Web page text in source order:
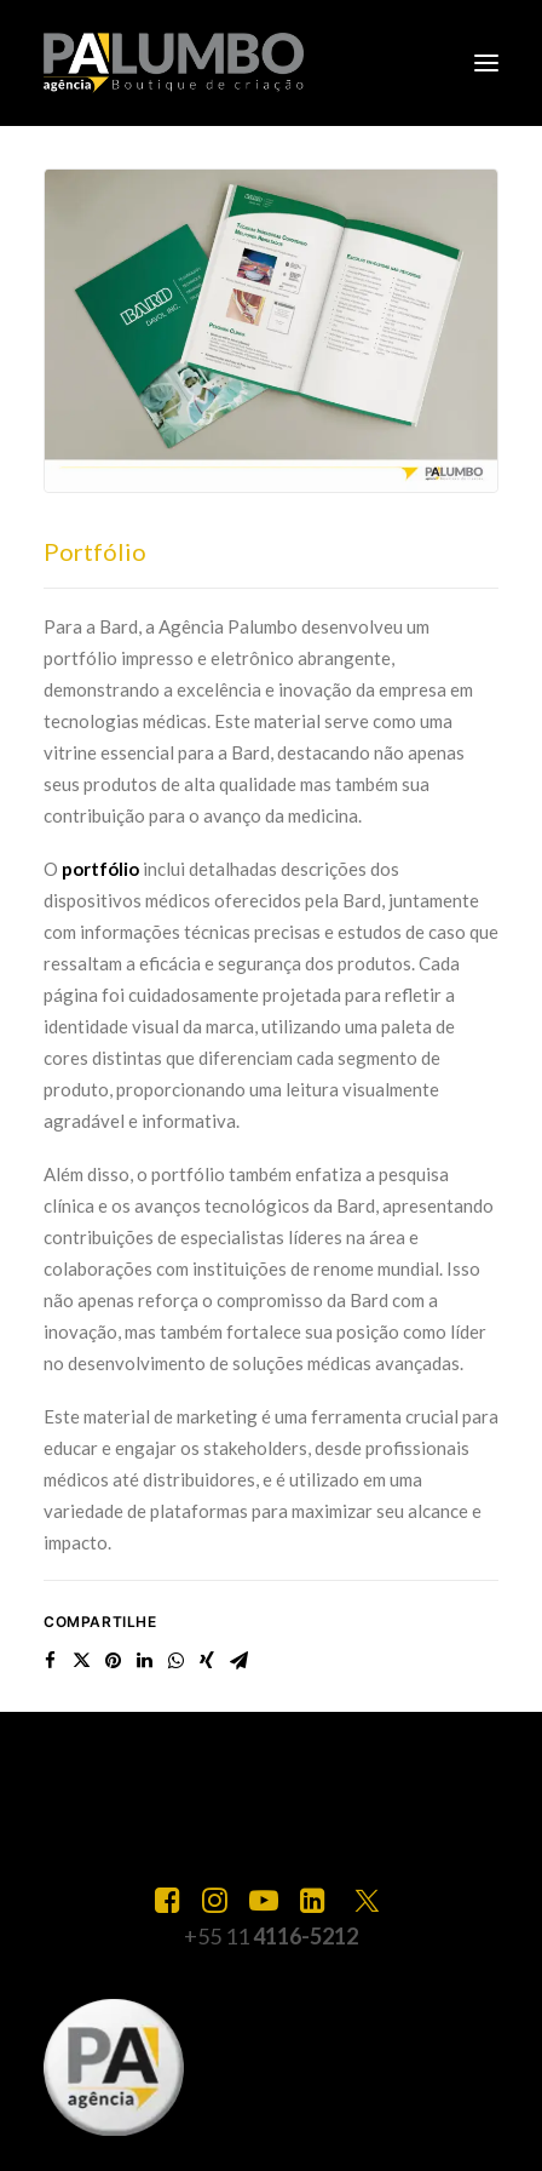
CLIENTES
CLÁSSICOS
NOTÍCIAS
Portfólio
Para a Bard, a Agência Palumbo desenvolveu um
portfólio impresso e eletrônico abrangente,
demonstrando a excelência e inovação da empresa em
tecnologias médicas. Este material serve como uma
vitrine essencial para a Bard, destacando não apenas
seus produtos de alta qualidade mas também sua
contribuição para o avanço da medicina.
O portfólio inclui detalhadas descrições dos
dispositivos médicos oferecidos pela Bard, juntamente
com informações técnicas precisas e estudos de caso que
ressaltam a eficácia e segurança dos produtos. Cada
página foi cuidadosamente projetada para refletir a
identidade visual da marca, utilizando uma paleta de
cores distintas que diferenciam cada segmento de
produto, proporcionando uma leitura visualmente
agradável e informativa.
Além disso, o portfólio também enfatiza a pesquisa
clínica e os avanços tecnológicos da Bard, apresentando
contribuições de especialistas líderes na área e
colaborações com instituições de renome mundial. Isso
não apenas reforça o compromisso da Bard com a
inovação, mas também fortalece sua posição como líder
no desenvolvimento de soluções médicas avançadas.
Este material de marketing é uma ferramenta crucial para
educar e engajar os stakeholders, desde profissionais
médicos até distribuidores, e é utilizado em uma
variedade de plataformas para maximizar seu alcance e
impacto.
COMPARTILHE
+55 11 4116-5212